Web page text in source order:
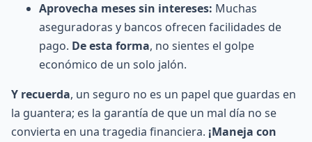
Aprovecha meses sin intereses: Muchas
aseguradoras y bancos ofrecen facilidades de
pago. De esta forma, no sientes el golpe
económico de un solo jalón.
Y recuerda, un seguro no es un papel que guardas en
la guantera; es la garantía de que un mal día no se
convierta en una tragedia financiera. ¡Maneja con